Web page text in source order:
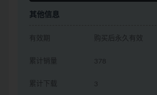
其他信息
有效期 购买后永久有效
累计销量 378
累计下载 3